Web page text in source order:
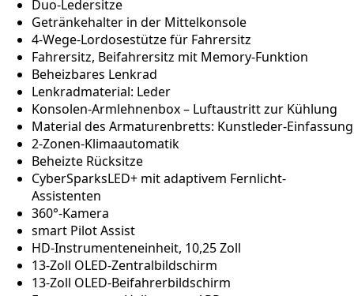
Duo-Ledersitze
Getränkehalter in der Mittelkonsole
4-Wege-Lordosestütze für Fahrersitz
Fahrersitz, Beifahrersitz mit Memory-Funktion
Beheizbares Lenkrad
Lenkradmaterial: Leder
Konsolen-Armlehnenbox – Luftaustritt zur Kühlung
Material des Armaturenbretts: Kunstleder-Einfassung
2-Zonen-Klimaautomatik
Beheizte Rücksitze
CyberSparksLED+ mit adaptivem Fernlicht-
Assistenten
360°-Kamera
smart Pilot Assist
HD-Instrumenteneinheit, 10,25 Zoll
13-Zoll OLED-Zentralbildschirm
13-Zoll OLED-Beifahrerbildschirm